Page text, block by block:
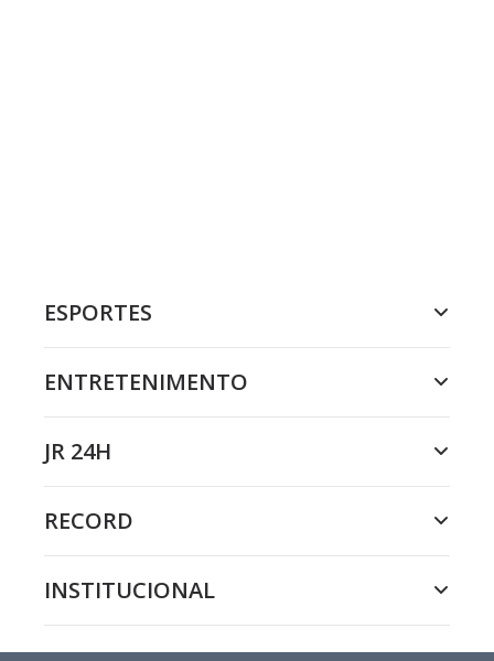
ESPORTES
ENTRETENIMENTO
JR 24H
RECORD
INSTITUCIONAL